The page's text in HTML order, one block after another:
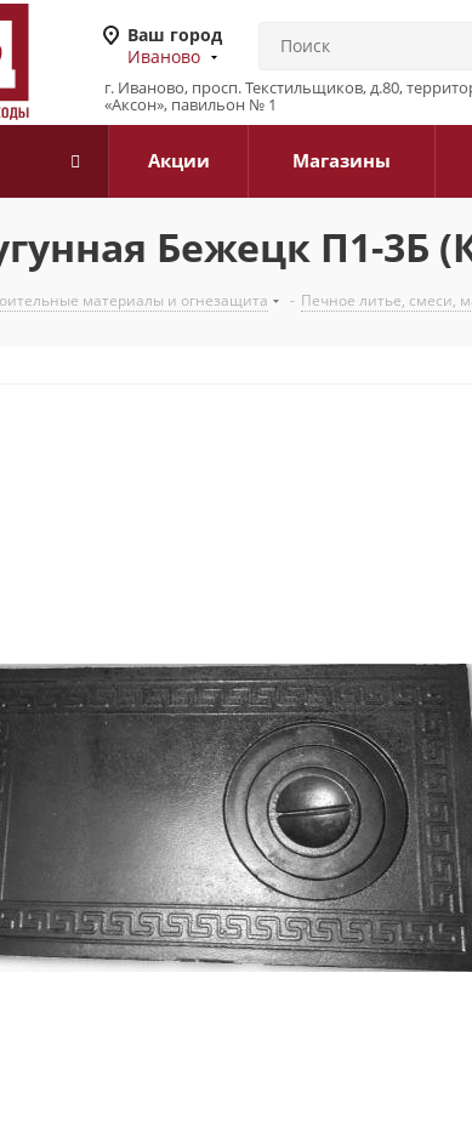
Ваш город
Иваново
г. Иваново, просп. Текстильщиков, д.80,
«Аксон», павильон № 1
Акции Магазины
Бежецк П1-3Б
материалы и огнезащита - Печное литье, смеси,